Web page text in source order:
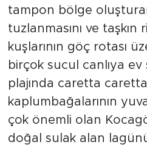
tampon bölge
tuzlanmasını ve taşkın
kuşlarının göç rotası
birçok sucul canlıya ev
plajında caretta
kaplumbağalarının
çok önemli olan
doğal sulak alan